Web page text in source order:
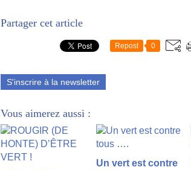
Partager cet article
Repost 0
S'inscrire à la newsletter
Vous aimerez aussi :
Un vert est contre